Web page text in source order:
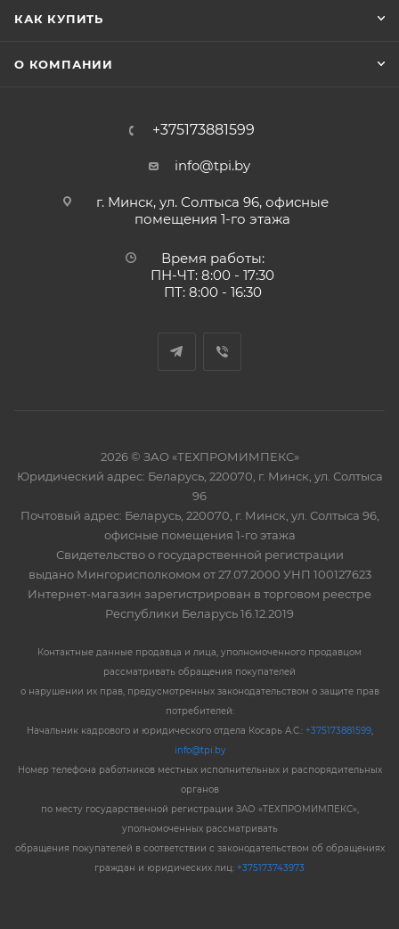
КАК КУПИТЬ
О КОМПАНИИ
+375173881599
info@tpi.by
г. Минск, ул. Солтыса 96, офисные
помещения 1-го этажа
Время работы:
ПН-ЧТ: 8:00 - 17:30
ПТ: 8:00 - 16:30
2026 © ЗАО «ТЕХПРОМИМПЕКС»
Юридический адрес: Беларусь, 220070, г. Минск, ул. Солтыса
96
Почтовый адрес: Беларусь, 220070, г. Минск, ул. Солтыса 96,
офисные помещения 1-го этажа
Свидетельство о государственной регистрации
выдано Мингорисполкомом от 27.07.2000 УНП 100127623
Интернет-магазин зарегистрирован в торговом реестре
Республики Беларусь 16.12.2019
Контактные данные продавца и лица, уполномоченного продавцом
рассматривать обращения покупателей
о нарушении их прав, предусмотренных законодательством о защите прав
потребителей:
Начальник кадрового и юридического отдела Косарь А.С.: +375173881599,
info@tpi.by
Номер телефона работников местных исполнительных и распорядительных
органов
по месту государственной регистрации ЗАО «ТЕХПРОМИМПЕКС»,
уполномоченных рассматривать
обращения покупателей в соответствии с законодательством об обращениях
граждан и юридических лиц: +375173743973